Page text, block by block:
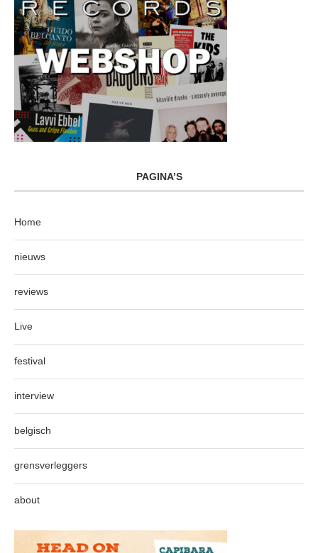
PAGINA’S
Home
nieuws
reviews
Live
festival
interview
belgisch
grensverleggers
about